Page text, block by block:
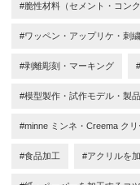
#脆性材料（セメント・コン
#ワッペン・アップリケ・刺繍
#剥離彫刻・マーキング
#模型製作・試作モデル・製
#minne ミンネ・Creema ク
#食品加工 #アクリルを